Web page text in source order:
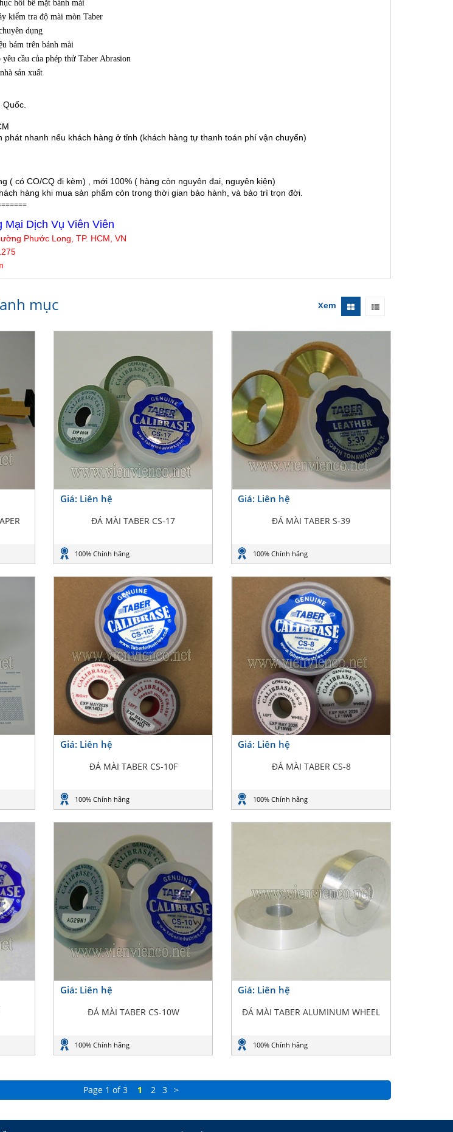
hồi bề mặt bánh mài
kiểm tra độ mài mòn Taber
dụng
bám trên bánh mài
cầu của phép thử Taber Abrasion
sản xuất
Quốc.
nhanh nếu khách hàng ở tỉnh (khách hàng tự thanh toán phí vận chuyển)
( có CO/CQ đi kèm) , mới 100% ( hàng còn nguyên đai, nguyên kiện)
hàng khi mua sản phẩm còn trong thời gian bảo hành, và bảo trì trọn đời.
Mại Dịch Vụ Viên Viên
Phước Long, TP. HCM, VN
mục Xem
Giá: Liên hệ
ĐÁ MÀI TABER CS-17
100% Chính hãng
Giá: Liên hệ
ĐÁ MÀI TABER S-39
100% Chính hãng
Giá: Liên hệ
ĐÁ MÀI TABER CS-10F
100% Chính hãng
Giá: Liên hệ
ĐÁ MÀI TABER CS-8
100% Chính hãng
Giá: Liên hệ
ĐÁ MÀI TABER CS-10W
100% Chính hãng
Giá: Liên hệ
ĐÁ MÀI TABER ALUMINUM WHEEL
100% Chính hãng
Page 1 of 3 1 2 3 >